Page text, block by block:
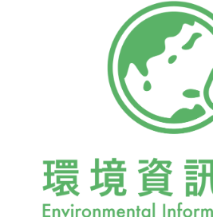
倡重拎布袋子、重提菜籃子，重覆
通知還提出要引導企業簡化商品包
勵企業等免費提供布袋等可重覆使
年報》和新浪網去年11月進行的一
93%的受訪人認為中國「白色污染
65.5%的人表示願意為環保承擔一
升，近74%的人支持對塑料購物袋